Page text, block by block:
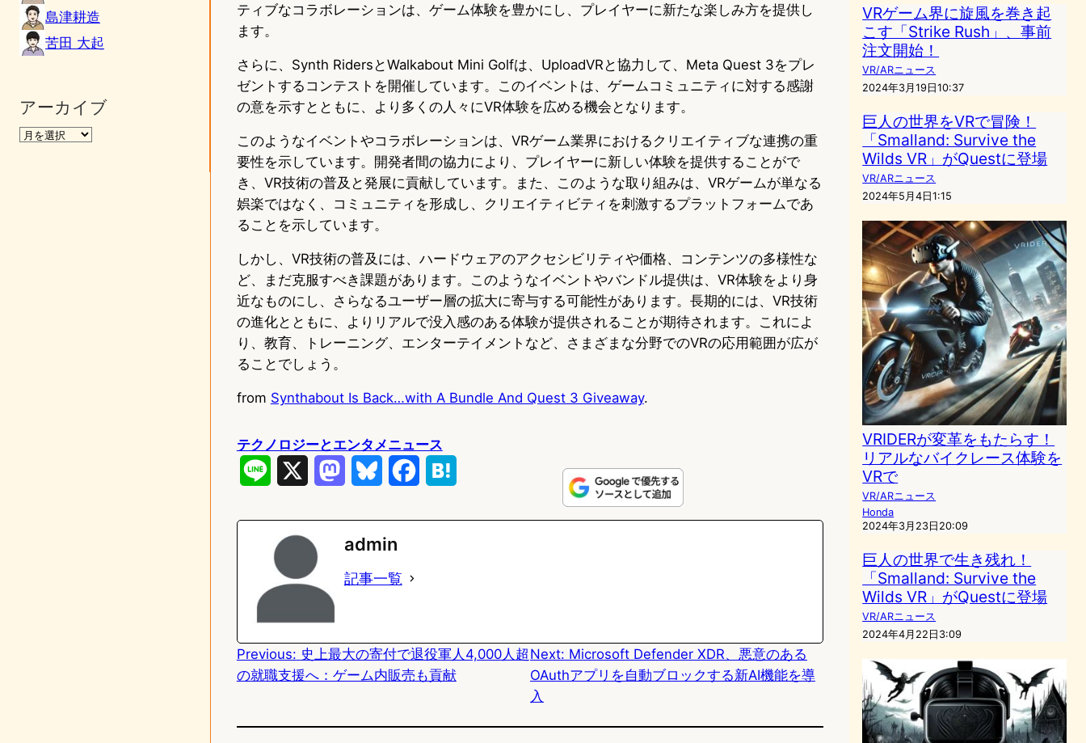
島津耕造
苦田 大起
アーカイブ
ティブなコラボレーションは、ゲーム体験を豊かにし、プレイヤーに新たな楽しみ方を提供し
ます。
さらに、Synth RidersとWalkabout Mini Golfは、UploadVRと協力して、Meta Quest 3をプレ
ゼントするコンテストを開催しています。このイベントは、ゲームコミュニティに対する感謝
の意を示すとともに、より多くの人々にVR体験を広める機会となります。
このようなイベントやコラボレーションは、VRゲーム業界におけるクリエイティブな連携の重
要性を示しています。開発者間の協力により、プレイヤーに新しい体験を提供することがで
き、VR技術の普及と発展に貢献しています。また、このような取り組みは、VRゲームが単なる
娯楽ではなく、コミュニティを形成し、クリエイティビティを刺激するプラットフォームであ
ることを示しています。
しかし、VR技術の普及には、ハードウェアのアクセシビリティや価格、コンテンツの多様性な
ど、まだ克服すべき課題があります。このようなイベントやバンドル提供は、VR体験をより身
近なものにし、さらなるユーザー層の拡大に寄与する可能性があります。長期的には、VR技術
の進化とともに、よりリアルで没入感のある体験が提供されることが期待されます。これによ
り、教育、トレーニング、エンターテイメントなど、さまざまな分野でのVRの応用範囲が広が
ることでしょう。
from Synthabout Is Back…with A Bundle And Quest 3 Giveaway.
テクノロジーとエンタメニュース
e
o
n
y
o
k
admin
記事一覧
Previous: 史上最大の寄付で退役軍人4,000人超
の就職支援へ：ゲーム内販売も貢献
Next: Microsoft Defender XDR、悪意のある
OAuthアプリを自動ブロックする新AI機能を導
入
VRゲーム界に旋風を巻き起
こす「Strike Rush」、事前
注文開始！
VR/ARニュース
2024年3月19日10:37
巨人の世界をVRで冒険！
「Smalland: Survive the
Wilds VR」がQuestに登場
VR/ARニュース
2024年5月4日1:15
VRIDERが変革をもたらす！
リアルなバイクレース体験を
VRで
VR/ARニュース
Honda
2024年3月23日20:09
巨人の世界で生き残れ！
「Smalland: Survive the
Wilds VR」がQuestに登場
VR/ARニュース
2024年4月22日3:09